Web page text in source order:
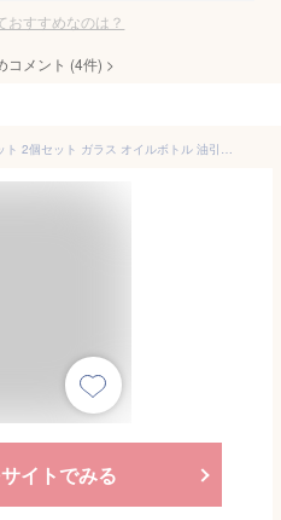
おすすめなのは？
コメント (4件) >
【シリコンブラシ付】オイルポット 2個セット ガラス オイルボトル 油引き 母の日 油 小さい 液だれしない ミニオイルポット ミニ 同サイズ2個 送料無料 おしゃれ 便利 キッチン プレゼント バーベキュー BBQ ホットプレート たこ焼き タコパ 小分け ドレッシング
イトでみる